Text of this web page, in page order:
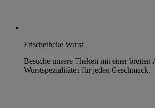
Frischetheke Wurst
Besuche unsere Theken mit einer breiten
Wurstspezialitäten für jeden Geschmack.